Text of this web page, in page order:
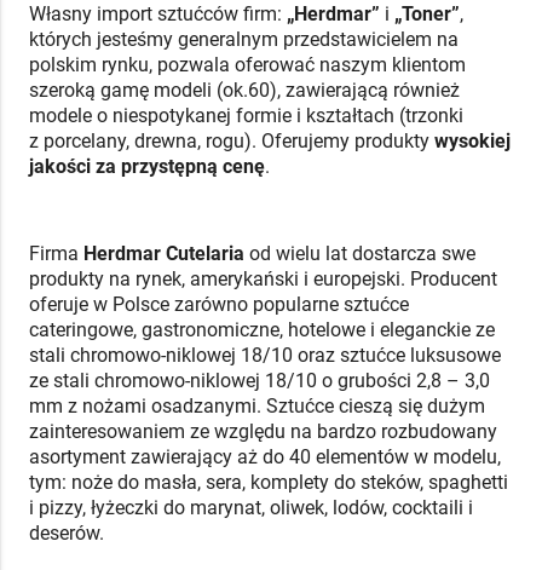
Własny import sztućców firm: „Herdmar” i „Toner”,
których jesteśmy generalnym przedstawicielem na
polskim rynku, pozwala oferować naszym klientom
szeroką gamę modeli (ok.60), zawierającą również
modele o niespotykanej formie i kształtach (trzonki
z porcelany, drewna, rogu). Oferujemy produkty wysokiej
jakości za przystępną cenę.
Firma Herdmar Cutelaria od wielu lat dostarcza swe
produkty na rynek, amerykański i europejski. Producent
oferuje w Polsce zarówno popularne sztućce
cateringowe, gastronomiczne, hotelowe i eleganckie ze
stali chromowo-niklowej 18/10 oraz sztućce luksusowe
ze stali chromowo-niklowej 18/10 o grubości 2,8 – 3,0
mm z nożami osadzanymi. Sztućce cieszą się dużym
zainteresowaniem ze względu na bardzo rozbudowany
asortyment zawierający aż do 40 elementów w modelu,
tym: noże do masła, sera, komplety do steków, spaghetti
i pizzy, łyżeczki do marynat, oliwek, lodów, cocktaili i
deserów.